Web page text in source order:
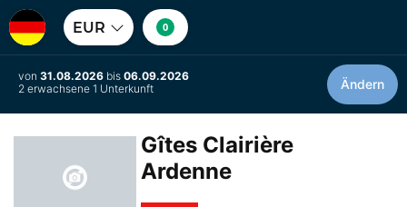
EUR 0
von 31.08.2026 bis 06.09.2026
2 erwachsene 1 Unterkunft
Ändern
Gîtes Clairière
Ardenne